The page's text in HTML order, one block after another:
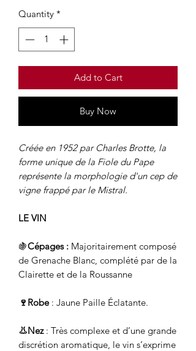
Quantity *
Add to Cart
Buy Now
Créée en 1952 par Charles Brotte, la
forme unique de la Fiole du Pape
représente la morphologie d'un cep de
vigne frappé par le Mistral.
LE VIN
🍇Cépages : Majoritairement composé
de Grenache Blanc, complété par de la
Clairette et de la Roussanne
🍷Robe: Jaune Paille Éclatante.
👃Nez: Très complexe et d’une grande
discrétion aromatique, le vin s’exprime